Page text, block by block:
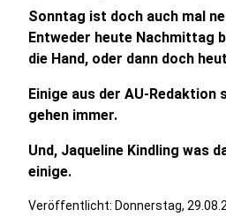
Sonntag ist doch auch mal
Entweder heute Nachmittag
die Hand, oder dann doch
Einige aus der AU-Redaktion
gehen immer.
Und, Jaqueline Kindling was
einige.
Veröffentlicht: Donnerstag,